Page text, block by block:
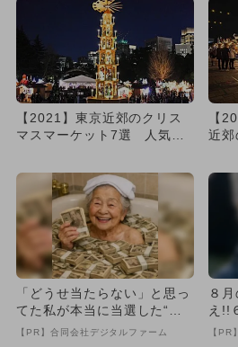
【2021】東京近郊のクリス
マスマーケット7選 人気＆
【
近郊
「どうせ当たらない」と思っ
てた私が本当に当選した“買
い方”がこれ
【PR】合同会社デジタルファーム
８
え!!
致
【PR